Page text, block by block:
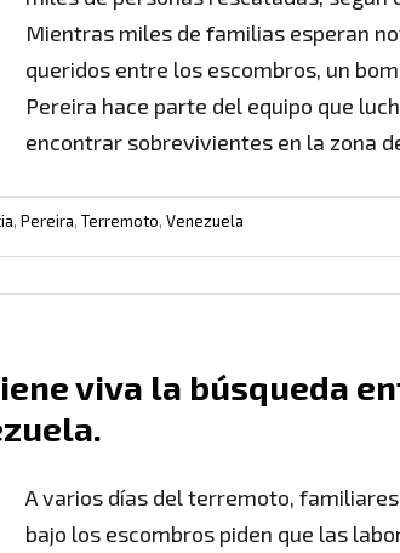
Mientras miles de familias esperan
queridos entre los escombros, un
Pereira hace parte del equipo que
encontrar sobrevivientes en la zona
, Pereira, Terremoto, Venezuela
viva la búsqueda
A varios días del terremoto,
bajo los escombros piden que las